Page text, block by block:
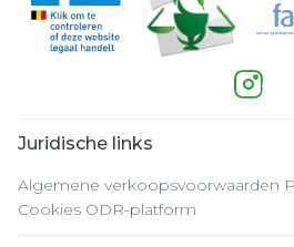
Juridische links
Algemene verkoopsvoorwaarden
Cookies ODR-platform